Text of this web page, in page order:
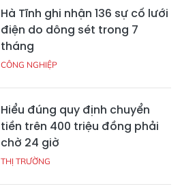
Hà Tĩnh ghi nhận 136 sự cố lưới
điện do dông sét trong 7
tháng
CÔNG NGHIỆP
Hiểu đúng quy định chuyển
tiền trên 400 triệu đồng phải
chờ 24 giờ
THỊ TRƯỜNG